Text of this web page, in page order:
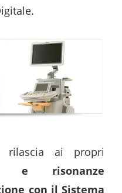
rilascia ai propri
e risonanze
con il Sistema